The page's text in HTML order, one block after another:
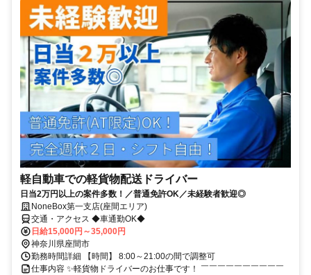
軽自動車での軽貨物配送ドライバー
日当2万円以上の案件多数！／普通免許OK／未経験者歓迎◎
NoneBox第一支店(座間エリア)
交通・アクセス ◆車通勤OK◆
日給15,000円～35,000円
神奈川県座間市
勤務時間詳細 【時間】 8:00～21:00の間で調整可
仕事内容 ✨軽貨物ドライバーのお仕事です！ ￣￣￣￣￣￣￣￣￣￣